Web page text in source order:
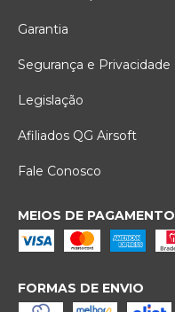
Garantia
Segurança e Privacidade
Legislação
Afiliados QG Airsoft
Fale Conosco
MEIOS DE PAGAMENTO
FORMAS DE ENVIO